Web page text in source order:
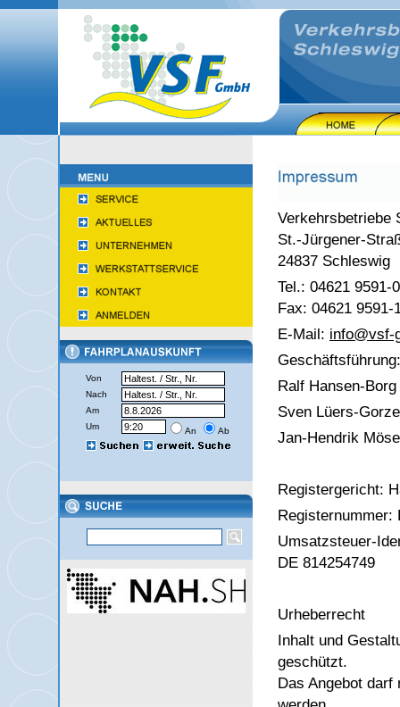
Von
Nach
Am
Um
An Ab
Verkehrsbetriebe
St.-Jürgener-
24837 Schleswig
Tel.: 04621 9591-0
Fax: 04621 9591-
E-Mail: info@vsf-
Geschäftsführung:
Ralf Hansen-Borg
Sven Lüers-
Jan-Hendrik
Registergericht:
Registernummer:
Umsatzsteuer-
DE 814254749
Urheberrecht
Inhalt und
geschützt.
Das Angebot